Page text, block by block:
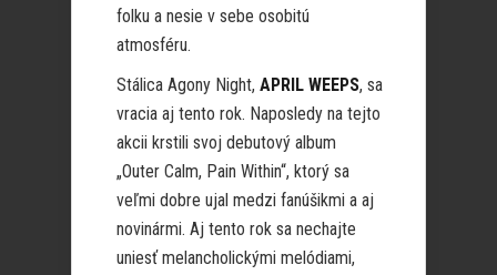
folku a nesie v sebe osobitú
atmosféru.
Stálica Agony Night, APRIL WEEPS, sa
vracia aj tento rok. Naposledy na tejto
akcii krstili svoj debutový album
„Outer Calm, Pain Within“, ktorý sa
veľmi dobre ujal medzi fanúšikmi a aj
novinármi. Aj tento rok sa nechajte
uniesť melancholickými melódiami,